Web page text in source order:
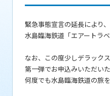
緊急事態宣言の延長により
水島臨海鉄道「エアートラ
なお、この度少しデラック
第一弾でお申込みいただい
何度でも水島臨海鉄道の旅